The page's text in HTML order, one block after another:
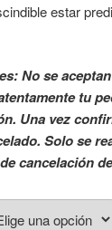
estar
No se
tu
Una vez
Solo se
cancelación